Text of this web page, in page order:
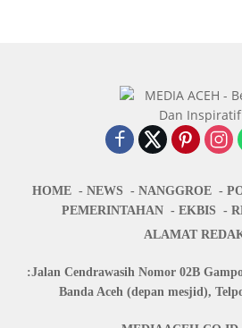
HOME NEWS NANGGROE
PEMERINTAHAN
EKBIS
ALAMAT
:Jalan Cendrawasih Nomor 02B
Banda Aceh (depan mesjid),